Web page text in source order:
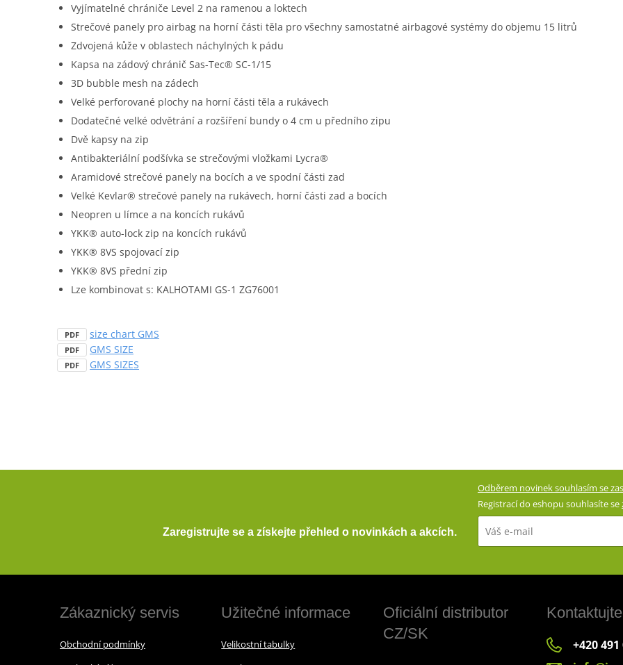
Vyjímatelné chrániče Level 2 na ramenou a loktech
Strečové panely pro airbag na horní části těla pro všechny samostatné airbagové systémy do objemu 15 litrů
Zdvojená kůže v oblastech náchylných k pádu
Kapsa na zádový chránič Sas-Tec® SC-1/15
3D bubble mesh na zádech
Velké perforované plochy na horní části těla a rukávech
Dodatečné velké odvětrání a rozšíření bundy o 4 cm u předního zipu
Dvě kapsy na zip
Antibakteriální podšívka se strečovými vložkami Lycra®
Aramidové strečové panely na bocích a ve spodní části zad
Velké Kevlar® strečové panely na rukávech, horní části zad a bocích
Neopren u límce a na koncích rukávů
YKK® auto-lock zip na koncích rukávů
YKK® 8VS spojovací zip
YKK® 8VS přední zip
Lze kombinovat s: KALHOTAMI GS-1 ZG76001
PDF size chart GMS
PDF GMS SIZE
PDF GMS SIZES
Zaregistrujte se a získejte přehled o novinkách a akcích.
Odběrem novinek souhlasím se
Registrací do eshopu souhlasíte se
Zákaznický servis
Obchodní podmínky
Užitečné informace
Velikostní tabulky
Oficiální distributor
CZ/SK
+420 491